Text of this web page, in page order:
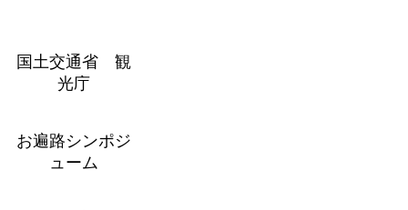
国土交通省 観
光庁
お遍路シンポジ
ューム